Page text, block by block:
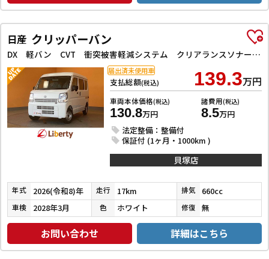
日産 クリッパーバン
DX 軽バン CVT 衝突被害軽減システム クリアランスソナー レーンアシスト 両側スライドドア アイドリングストップ オートライト ESC エアコン パワーウィンドウ 運転席エアバッグ 助手席エアバッグ
支払総額(税込) 139.3万円
車両本体価格(税込)
130.8万円
諸費用(税込)
8.5万円
法定整備：整備付
保証付 (1ヶ月・1000km )
届出済未使用車
貝塚店
年式 2026(令和8)年 走行 17km 排気 660cc
車検 2028年3月 色 ホワイト 修復 無
お問い合わせ 詳細はこちら